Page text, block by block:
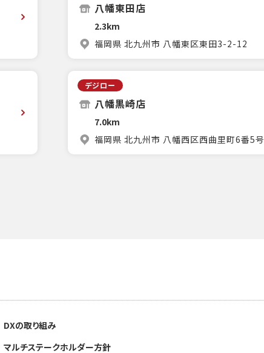
八幡東田店
2.3km
福岡県 北九州市 八幡東区東田3-2-12
デジロー
八幡黒崎店
7.0km
福岡県 北九州市 八幡西区西曲里町6番5号
DXの取り組み
マルチステークホルダー方針